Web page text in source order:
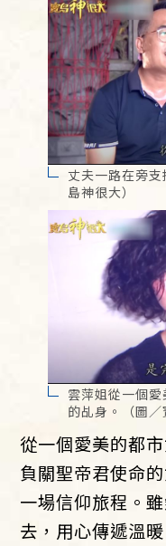
丈夫一路在旁
島神很大）
雲萍姐從一個
的乩身。（圖／
從一個愛美的都
負關聖帝君使命
一場信仰旅程。
去，用心傳遞溫